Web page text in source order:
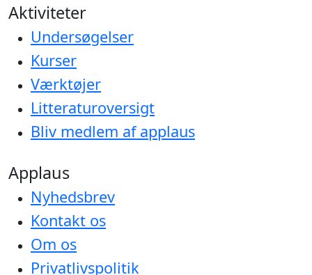
Aktiviteter
Undersøgelser
Kurser
Værktøjer
Litteraturoversigt
Bliv medlem af applaus
Applaus
Nyhedsbrev
Kontakt os
Om os
Privatlivspolitik